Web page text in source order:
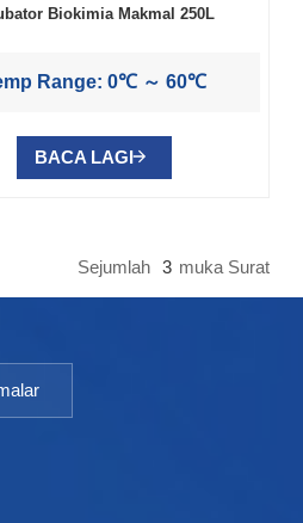
Biokimia Makmal 250L
Range: 0℃ ～ 60℃
BACA LAGI
Sejumlah 3 Muka Surat